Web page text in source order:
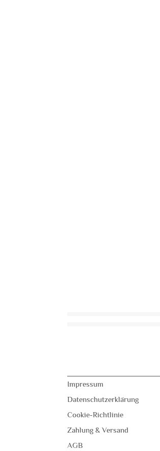
Impressum
Datenschutzerklärung
Cookie-Richtlinie
Zahlung & Versand
AGB